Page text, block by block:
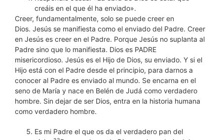
creáis en el que él ha enviado».
Creer, fundamentalmente, solo se puede creer en
Dios. Jesús se manifiesta como el enviado del Padre. Creer
en Jesús es creer en el Padre. Porque Jesús no suplanta al
Padre sino que lo manifiesta. Dios es PADRE
misericordioso. Jesús es el Hijo de Dios, su enviado. Y si el
Hijo está con el Padre desde el principio, para darnos a
conocer al Padre es enviado al mundo. Se encarna en el
seno de María y nace en Belén de Judá como verdadero
hombre. Sin dejar de ser Dios, entra en la historia humana
como verdadero hombre.
Es mi Padre el que os da el verdadero pan del